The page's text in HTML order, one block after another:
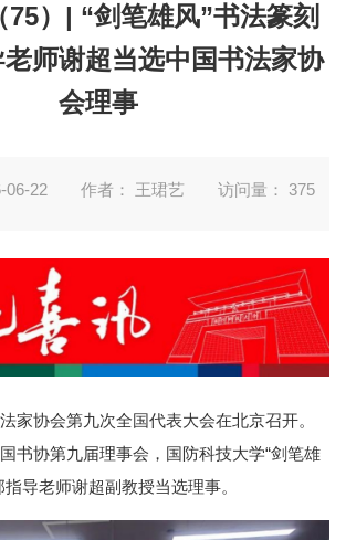
75）| “剑笔雄风”书法篆刻
师谢超当选中国书法家协
会理事
06-22 作者： 王珺艺 访问量： 375
家协会第九次全国代表大会在北京召开。
书协第九届理事会，国防科技大学“剑笔雄
导老师谢超副教授当选理事。